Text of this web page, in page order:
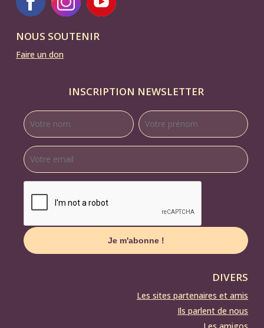
NOUS SOUTENIR
Faire un don
INSCRIPTION NEWSLETTER
DIVERS
Les sites partenaires et amis
Ils parlent de nous